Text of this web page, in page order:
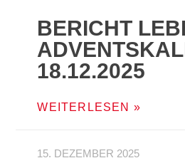
BERICHT
18.12.2025
WEITERLESEN »
15. DEZEMBER 2025